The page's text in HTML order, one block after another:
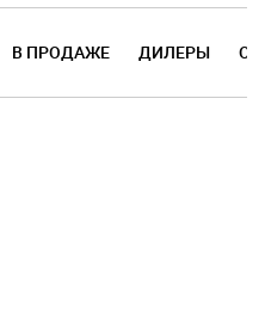
В ПРОДАЖЕ ДИЛЕРЫ